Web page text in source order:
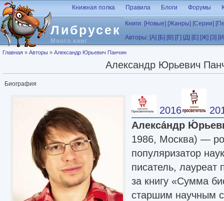
Перейти к основному содержанию
Либрусек
Много книг
Книжная полка Правила Блоги Форумы
Книги: [Новые] [Жанры] [Серии]
Авторы: [А] [Б] [В] [Г] [Д] [Е] [Ж] [З]
Вы здесь
Главная » Авторы » Александр Юрьевич Панчин
Александр Юрьевич
Биография
2016
Алекса́ндр
1986, Москва) —
популяризатор
писатель, лауреат
за книгу «Сумма
старшим научным